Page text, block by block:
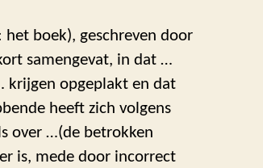
boek), geschreven door
samengevat, in dat …
krijgen opgeplakt en dat
heeft zich volgens
over …(de betrokken
is, mede door incorrect